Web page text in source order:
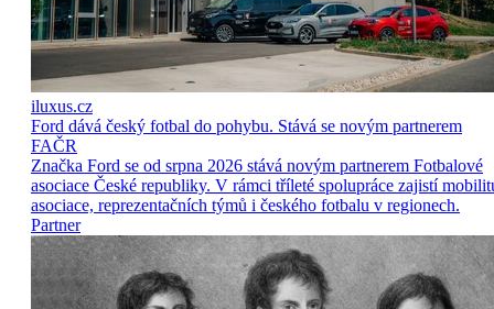
iluxus.cz
Ford dává český fotbal do pohybu. Stává se novým partnerem
FAČR
Značka Ford se od srpna 2026 stává novým partnerem Fotbalové
asociace České republiky. V rámci tříleté spolupráce zajistí
asociace, reprezentačních týmů i českého fotbalu v regionech.
Partner